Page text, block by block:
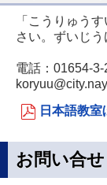
「こうりゅう
さい。ずいじう
電話：01654-
日本語教
お問い合